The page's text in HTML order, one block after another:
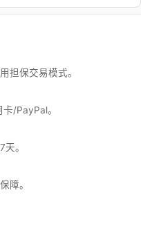
担保交易模式。
/PayPal。
。
障。